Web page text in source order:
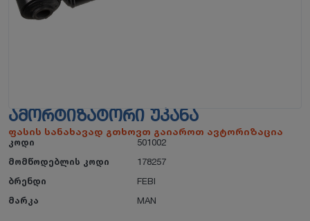
ᲐᲛᲝᲠᲢᲘᲖᲐᲢᲝᲠᲘ ᲣᲙᲐᲜᲐ
ფასის სანახავად გთხოვთ გაიაროთ ავტორიზაცია
კოდი
501002
მომწოდებლის კოდი
178257
ბრენდი
FEBI
მარკა
MAN